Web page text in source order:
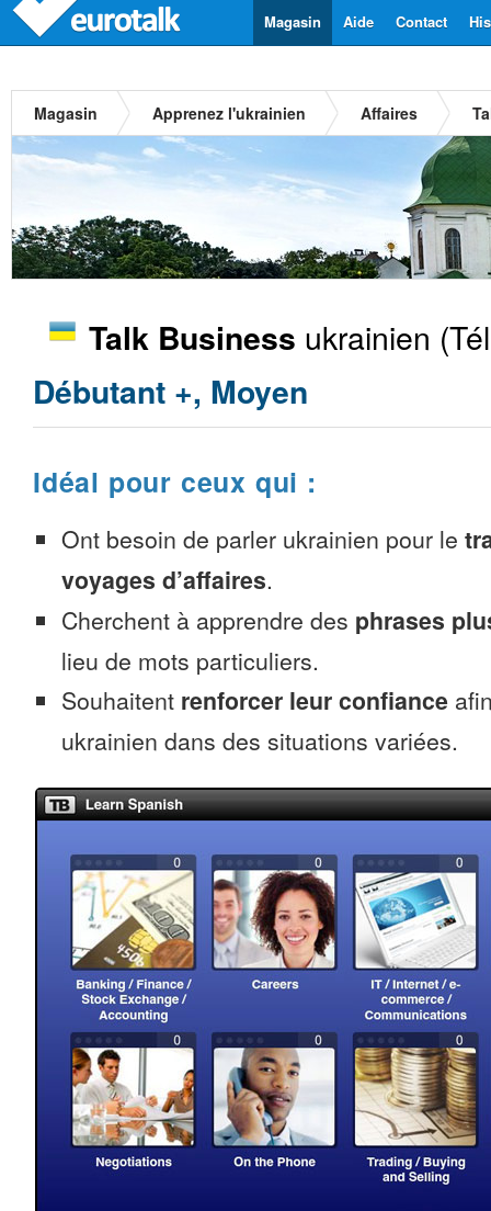
Contact
Aide
Magasin
Magasin Apprenez l'ukrainien Affaires
Talk Business ukrainien
Débutant +, Moyen
Idéal pour ceux qui :
Ont besoin de parler ukrainien pour le
voyages d’affaires.
Cherchent à apprendre des phrases
lieu de mots particuliers.
Souhaitent renforcer leur confiance
ukrainien dans des situations variées.